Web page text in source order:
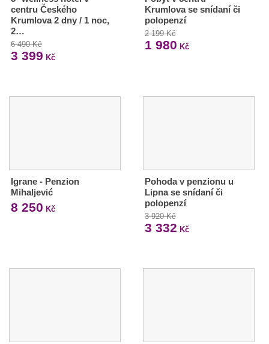
centru Českého
Krumlova 2 dny / 1 noc,
2…
6 490 Kč
3 399 Kč
Krumlova se snídaní či
polopenzí
2 199 Kč
1 980 Kč
Igrane - Penzion
Mihaljević
8 250 Kč
Pohoda v penzionu u
Lipna se snídaní či
polopenzí
3 920 Kč
3 332 Kč